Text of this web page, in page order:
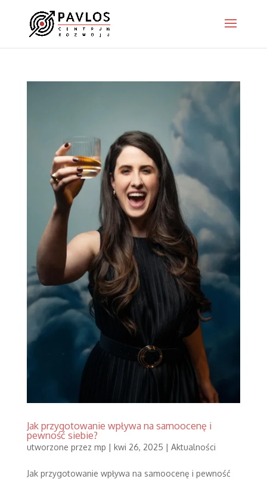
Jak przygotowanie wpływa na samoocenę i
pewność siebie?
utworzone przez mp | kwi 26, 2025 | Aktualności
Jak przygotowanie wpływa na samoocenę i pewność